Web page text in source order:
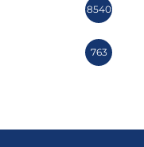
8540
763